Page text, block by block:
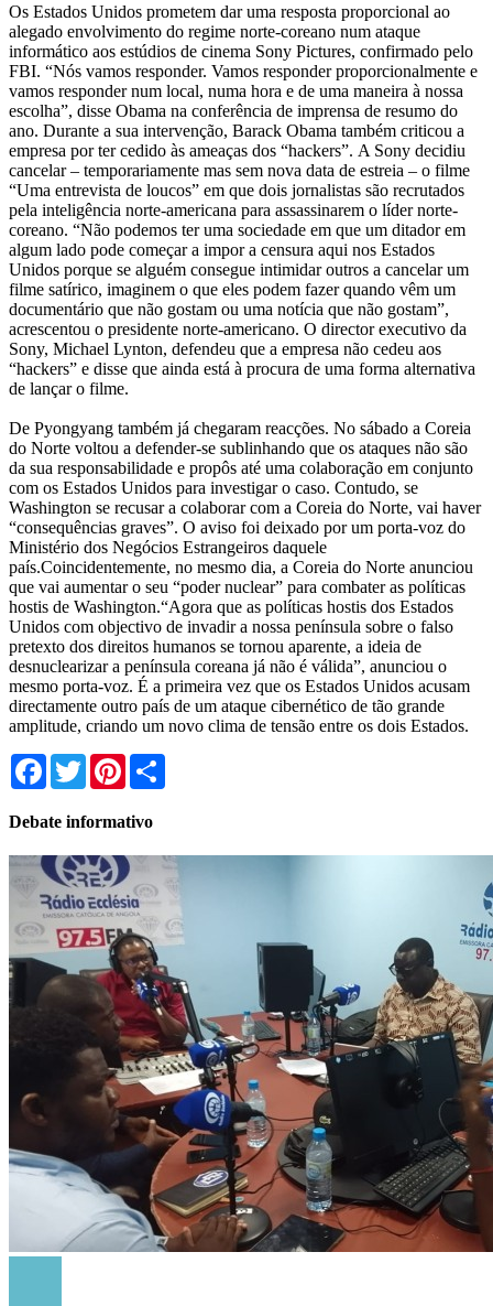
Os Estados Unidos prometem dar uma resposta proporcional ao
alegado envolvimento do regime norte-coreano num ataque
informático aos estúdios de cinema Sony Pictures, confirmado pelo
FBI. “Nós vamos responder. Vamos responder proporcionalmente e
vamos responder num local, numa hora e de uma maneira à nossa
escolha”, disse Obama na conferência de imprensa de resumo do
ano. Durante a sua intervenção, Barack Obama também criticou a
empresa por ter cedido às ameaças dos “hackers”. A Sony decidiu
cancelar – temporariamente mas sem nova data de estreia – o filme
“Uma entrevista de loucos” em que dois jornalistas são recrutados
pela inteligência norte-americana para assassinarem o líder norte-
coreano. “Não podemos ter uma sociedade em que um ditador em
algum lado pode começar a impor a censura aqui nos Estados
Unidos porque se alguém consegue intimidar outros a cancelar um
filme satírico, imaginem o que eles podem fazer quando vêm um
documentário que não gostam ou uma notícia que não gostam”,
acrescentou o presidente norte-americano. O director executivo da
Sony, Michael Lynton, defendeu que a empresa não cedeu aos
“hackers” e disse que ainda está à procura de uma forma alternativa
de lançar o filme.
De Pyongyang também já chegaram reacções. No sábado a Coreia
do Norte voltou a defender-se sublinhando que os ataques não são
da sua responsabilidade e propôs até uma colaboração em conjunto
com os Estados Unidos para investigar o caso. Contudo, se
Washington se recusar a colaborar com a Coreia do Norte, vai haver
“consequências graves”. O aviso foi deixado por um porta-voz do
Ministério dos Negócios Estrangeiros daquele
país.Coincidentemente, no mesmo dia, a Coreia do Norte anunciou
que vai aumentar o seu “poder nuclear” para combater as políticas
hostis de Washington.“Agora que as políticas hostis dos Estados
Unidos com objectivo de invadir a nossa península sobre o falso
pretexto dos direitos humanos se tornou aparente, a ideia de
desnuclearizar a península coreana já não é válida”, anunciou o
mesmo porta-voz. É a primeira vez que os Estados Unidos acusam
directamente outro país de um ataque cibernético de tão grande
amplitude, criando um novo clima de tensão entre os dois Estados.
Facebook
TwitterPinterest
Debate informativo